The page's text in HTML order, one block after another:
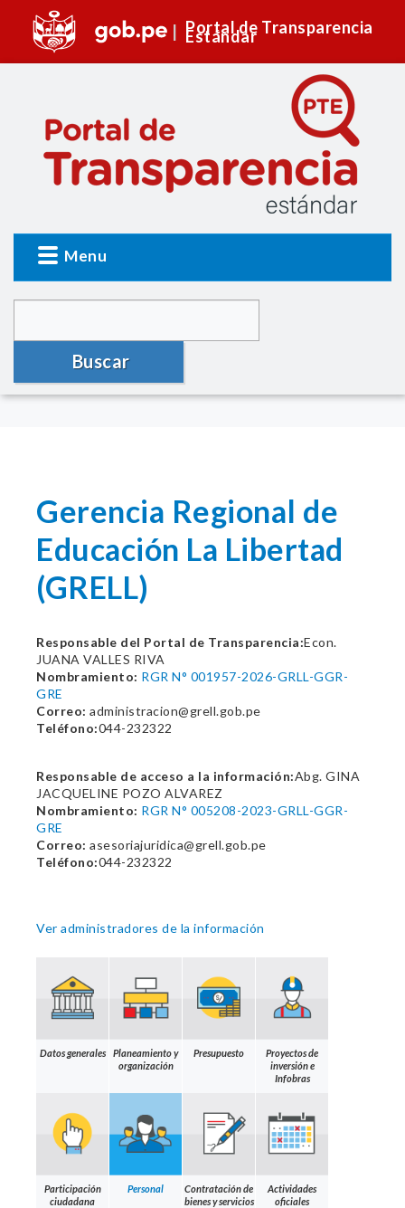
Portal de Transparencia
Estándar
Menu
Buscar
Gerencia Regional de
Educación La Libertad
(GRELL)
Responsable del Portal de Transparencia:Econ.
JUANA VALLES RIVA
Nombramiento: RGR N° 001957-2026-GRLL-GGR-
GRE
Correo: administracion@grell.gob.pe
Teléfono:044-232322
Responsable de acceso a la información:Abg. GINA
JACQUELINE POZO ALVAREZ
Nombramiento: RGR N° 005208-2023-GRLL-GGR-
GRE
Correo: asesoriajuridica@grell.gob.pe
Teléfono:044-232322
Ver administradores de la información
Datos generales
Planeamiento y
organización
Presupuesto
Proyectos de
inversión e
Infobras
Participación
ciudadana
Personal
Contratación de
bienes y servicios
Actividades
oficiales